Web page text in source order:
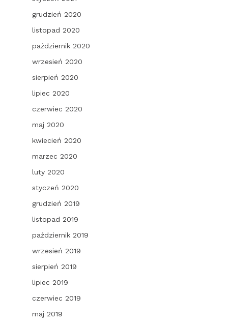
grudzień 2020
listopad 2020
październik 2020
wrzesień 2020
sierpień 2020
lipiec 2020
czerwiec 2020
maj 2020
kwiecień 2020
marzec 2020
luty 2020
styczeń 2020
grudzień 2019
listopad 2019
październik 2019
wrzesień 2019
sierpień 2019
lipiec 2019
czerwiec 2019
maj 2019